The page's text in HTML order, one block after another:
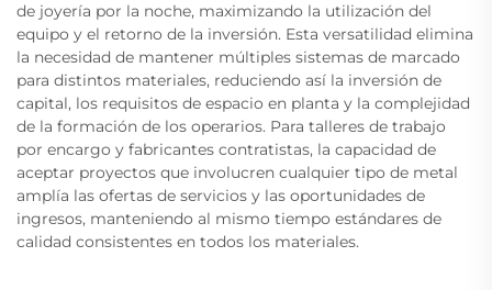
de joyería por la noche, maximizando la utilización del
equipo y el retorno de la inversión. Esta versatilidad elimina
la necesidad de mantener múltiples sistemas de marcado
para distintos materiales, reduciendo así la inversión de
capital, los requisitos de espacio en planta y la complejidad
de la formación de los operarios. Para talleres de trabajo
por encargo y fabricantes contratistas, la capacidad de
aceptar proyectos que involucren cualquier tipo de metal
amplía las ofertas de servicios y las oportunidades de
ingresos, manteniendo al mismo tiempo estándares de
calidad consistentes en todos los materiales.